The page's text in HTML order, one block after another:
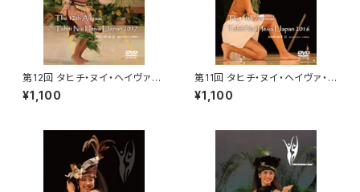
第12回 タヒチ・ヌイ・ヘイヴァ・
イ・ジャパン 2017 DVD
¥1,100
第11回 タヒチ・ヌイ・ヘイヴァ・
イ・ジャパン 2016 DVD
¥1,100